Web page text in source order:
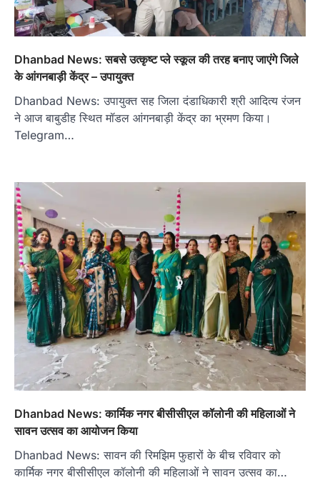
Dhanbad News: सबसे उत्कृष्ट प्ले स्कूल की तरह बनाए जाएंगे जिले
के आंगनबाड़ी केंद्र – उपायुक्त
Dhanbad News: उपायुक्त सह जिला दंडाधिकारी श्री आदित्य रंजन
ने आज बाबुडीह स्थित मॉडल आंगनबाड़ी केंद्र का भ्रमण किया।
Telegram…
Dhanbad News: कार्मिक नगर बीसीसीएल कॉलोनी की महिलाओं ने
सावन उत्सव का आयोजन किया
Dhanbad News: सावन की रिमझिम फुहारों के बीच रविवार को
कार्मिक नगर बीसीसीएल कॉलोनी की महिलाओं ने सावन उत्सव का…